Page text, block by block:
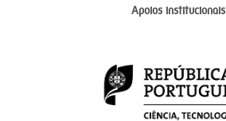
Apoios institucionais